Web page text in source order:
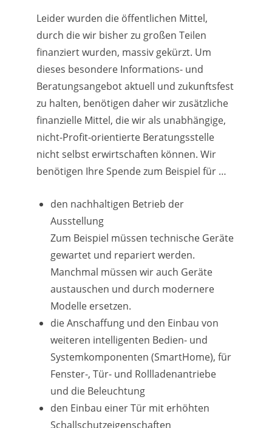
Leider wurden die öffentlichen Mittel,
durch die wir bisher zu großen Teilen
finanziert wurden, massiv gekürzt. Um
dieses besondere Informations- und
Beratungsangebot aktuell und zukunftsfest
zu halten, benötigen daher wir zusätzliche
finanzielle Mittel, die wir als unabhängige,
nicht-Profit-orientierte Beratungsstelle
nicht selbst erwirtschaften können. Wir
benötigen Ihre Spende zum Beispiel für …
den nachhaltigen Betrieb der
Ausstellung
Zum Beispiel müssen technische Geräte
gewartet und repariert werden.
Manchmal müssen wir auch Geräte
austauschen und durch modernere
Modelle ersetzen.
die Anschaffung und den Einbau von
weiteren intelligenten Bedien- und
Systemkomponenten (SmartHome), für
Fenster-, Tür- und Rollladenantriebe
und die Beleuchtung
den Einbau einer Tür mit erhöhten
Schallschutzeigenschaften